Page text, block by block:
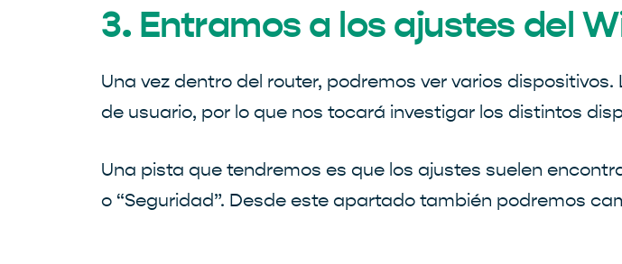
3. Entramos a los ajustes del
Una vez dentro del router, podremos ver varios
de usuario, por lo que nos tocará investigar los distintos
Una pista que tendremos es que los ajustes suelen
o “Seguridad”. Desde este apartado también podremos